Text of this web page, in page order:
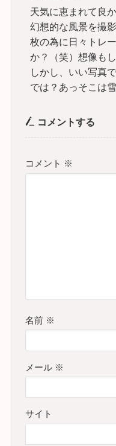
天気に恵まれて良
幻想的な風景を撮
枚の為に日々トレ
か？（笑）想像も
しかし、いい写真
では？あっそこは
コメントする
コメント ※
名前 ※
メール ※
サイト